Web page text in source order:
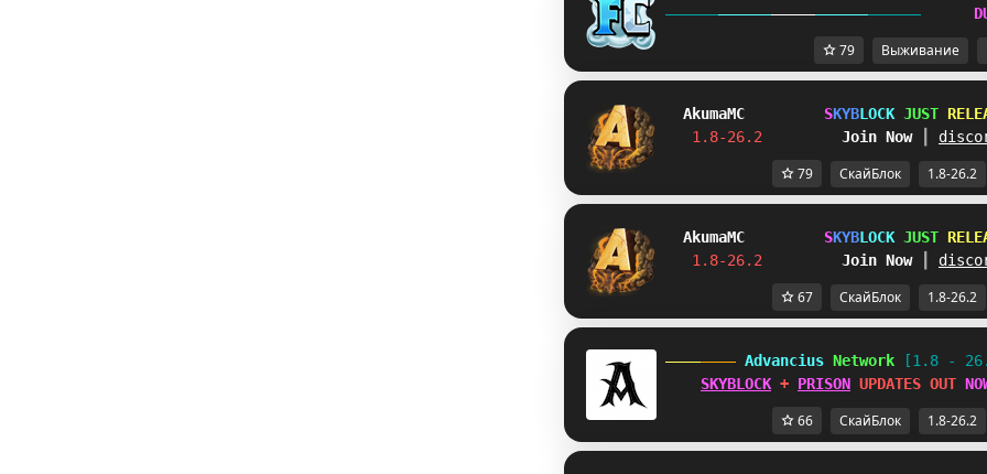
79 Выживание
AkumaMC SKYBL OCK JUST REL E
1.8-26.2 Join Now
79 СкайБлок 1.8-26.2
AkumaMC SKYBL OCK JUST REL E
1.8-26.2 Join Now
67 СкайБлок 1.8-26.2
Advancius Network
[1.8 -
SKYBLOCK + PRISON UPDATES OUT
66 СкайБлок 1.8-26.2